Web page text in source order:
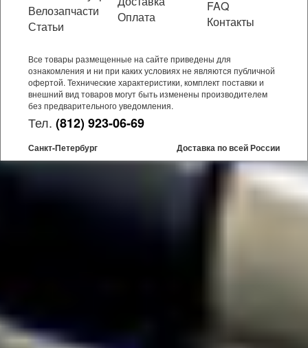
Велозапчасти
Статьи
Оплата
FAQ
Контакты
Все товары размещенные на сайте приведены для
ознакомления и ни при каких условиях не являются публичной
офертой. Технические характеристики, комплект поставки и
внешний вид товаров могут быть изменены производителем
без предварительного уведомления.
Тел. (812) 923-06-69
Санкт-Петербург Доставка по всей России